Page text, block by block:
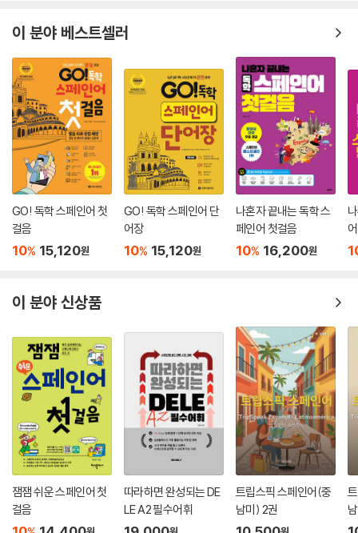
이 분야 베스트셀러
GO! 독학 스페인어 첫
걸음
10% 15,120원
GO! 독학 스페인어 단
어장
10% 15,120원
나혼자 끝내는 독학 스
페인어 첫걸음
10% 16,200원
이 분야 신상품
잼잼 쉬운 스페인어 첫
걸음
따라하면 완성되는 DE
LE A2 필수어휘
트립스픽 스페인어(중
남미) 2권